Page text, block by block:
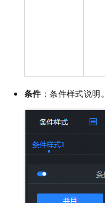
条件 ：条件样式说明。